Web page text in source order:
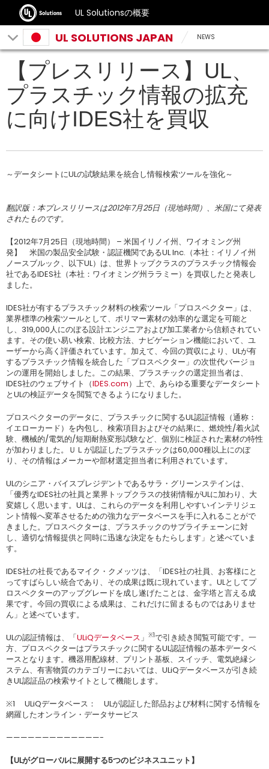
UL Solutionsの概要
UL SOLUTIONS JAPAN NEWS
【プレスリリース】UL、
プラスチック情報の拡充
に向けIDES社を買収
～データシートにULの試験結果を統合し情報検索ツールを強化～
翻訳版：本プレスリリースは2012年7月25日（現地時間）、米国にて発表
されたものです。
【2012年7月25日（現地時間） – 米国イリノイ州、ワイオミング州
発】 米国の製品安全試験・認証機関であるUL Inc.（本社：イリノイ州
ノースブルック、以下UL）は、世界トップクラスのプラスチック情報会
社であるIDES社（本社：ワイオミング州ララミー）を買収したと発表し
ました。
IDES社が有するプラスチック材料の検索ツール「プロスペクター」は、
業界標準の検索ツールとして、ポリマー素材の効率的な選定を可能と
し、319,000人にのぼる設計エンジニアおよび加工業者から信頼されてい
ます。その使い易い検索、比較方法、ナビゲーション機能において、ユ
ーザーから高く評価されています。加えて、今回の買収により、ULが有
するプラスチック情報を統合した「プロスペクター」の次世代バージョ
ンの運用を開始しました。この結果、プラスチックの選定担当者は、
IDES社のウェブサイト（IDES.com）上で、あらゆる重要なデータシート
とULの検証データを閲覧できるようになりました。
プロスペクターのデータに、プラスチックに関するUL認証情報（通称：
イエローカード）を内包し、検索項目およびその結果に、燃焼性/着火試
験、機械的/電気的/短期耐熱変形試験など、個別に検証された素材の特性
が加わりました。ＵＬが認証したプラスチックは60,000種以上にのぼ
り、その情報はメーカーや部材選定担当者に利用されています。
ULのシニア・バイスプレジデントであるサラ・グリーンステインは、
「優秀なIDES社の社員と業界トップクラスの技術情報がULに加わり、大
変嬉しく思います。ULは、これらのデータを利用しやすいインテリジェ
ント情報へ変革させるための強力なデータベースを手に入れることがで
きました。プロスペクターは、プラスチックのサプライチェーンに対
し、適切な情報提供と同時に迅速な決定をもたらします」と述べていま
す。
IDES社の社長であるマイク・クメッツは、「IDES社の社員、お客様にと
ってすばらしい統合であり、その成果は既に現れています。ULとしてプ
ロスペクターのアップグレードを成し遂げたことは、金字塔と言える成
果です。今回の買収による成果は、これだけに留まるものではありませ
ん」と述べています。
ULの認証情報は、「ULiQデータベース」 ※1で引き続き閲覧可能です。一
方、プロスペクターはプラスチックに関するUL認証情報の基本データベ
ースとなります。機器用配線材、プリント基板、スイッチ、電気絶縁シ
ステム、有害物質のカテゴリーにおいては、ULiQデータベースが引き続
きUL認証品の検索サイトとして機能します。
※1 ULiQデータベース： ULが認証した部品および材料に関する情報を
網羅したオンライン・データサービス
—————————————-
【ULがグローバルに展開する5つのビジネスユニット】